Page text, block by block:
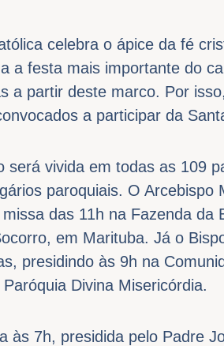
celebra o ápice da fé
a festa mais importante do
a partir deste marco. Por
a participar da
será vivida em todas as 109
paroquiais. O Arcebispo
das 11h na Fazenda da
em Marituba. Já o
presidindo às 9h na
Divina Misericórdia.
às 7h, presidida pelo Padre